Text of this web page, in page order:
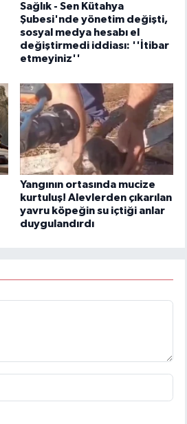
Sağlık - Sen Kütahya
Şubesi'nde yönetim değişti,
sosyal medya hesabı el
değiştirmedi iddiası: ''İtibar
etmeyiniz''
Yangının ortasında mucize
kurtuluş! Alevlerden çıkarılan
yavru köpeğin su içtiği anlar
duygulandırdı